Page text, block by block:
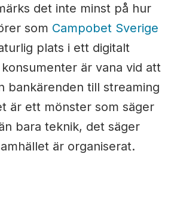
det inte minst på hur
som Campobet Sverige
plats i ett digitalt
är vana vid att
bankärenden till streaming
är ett mönster som säger
bara teknik, det säger
är organiserat.